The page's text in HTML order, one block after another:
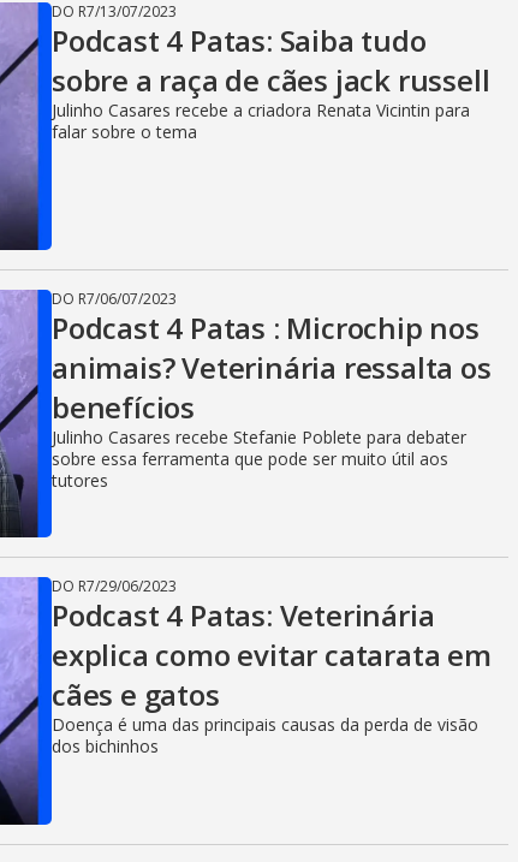
DO R7/13/07/2023
Podcast 4 Patas: Saiba tudo
sobre a raça de cães jack russell
Julinho Casares recebe a criadora Renata Vicintin para
falar sobre o tema
DO R7/06/07/2023
Podcast 4 Patas : Microchip nos
animais? Veterinária ressalta os
benefícios
Julinho Casares recebe Stefanie Poblete para debater
sobre essa ferramenta que pode ser muito útil aos
tutores
DO R7/29/06/2023
Podcast 4 Patas: Veterinária
explica como evitar catarata em
cães e gatos
Doença é uma das principais causas da perda de visão
dos bichinhos